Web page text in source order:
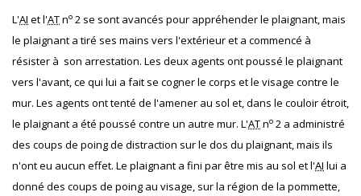
L'AI et l'ATno 2 se sont avancés pour appréhender le plaignant, mais
le plaignant a tiré ses mains vers l'extérieur et a commencé à
résister à son arrestation. Les deux agents ont poussé le plaignant
vers l'avant, ce qui lui a fait se cogner le corps et le visage contre le
mur. Les agents ont tenté de l'amener au sol et, dans le couloir étroit,
le plaignant a été poussé contre un autre mur. L'ATno 2 a administré
des coups de poing de distraction sur le dos du plaignant, mais ils
n'ont eu aucun effet. Le plaignant a fini par être mis au sol et l'AI lui a
donné des coups de poing au visage, sur la région de la pommette,